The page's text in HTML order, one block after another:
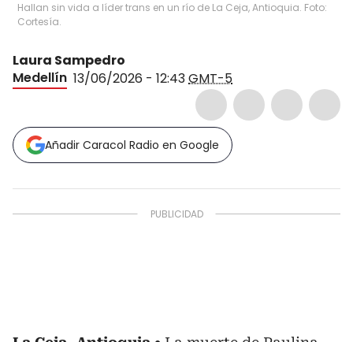
Hallan sin vida a líder trans en un río de La Ceja, Antioquia. Foto:
Cortesía.
Laura Sampedro
Medellín 13/06/2026 - 12:43GMT-5
Añadir Caracol Radio en Google